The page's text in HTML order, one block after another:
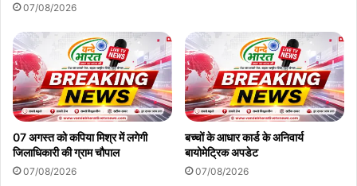
07/08/2026
07 अगस्त को कपिया मिश्र में लगेगी
जिलाधिकारी की ग्राम चौपाल
07/08/2026
बच्चों के आधार कार्ड के अनिवार्य
बायोमेट्रिक अपडेट
07/08/2026